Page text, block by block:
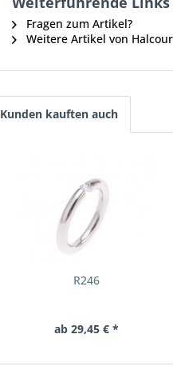
Fragen zum Artikel?
Weitere Artikel von
Kunden kauften auch
R246
ab 29,45 € *